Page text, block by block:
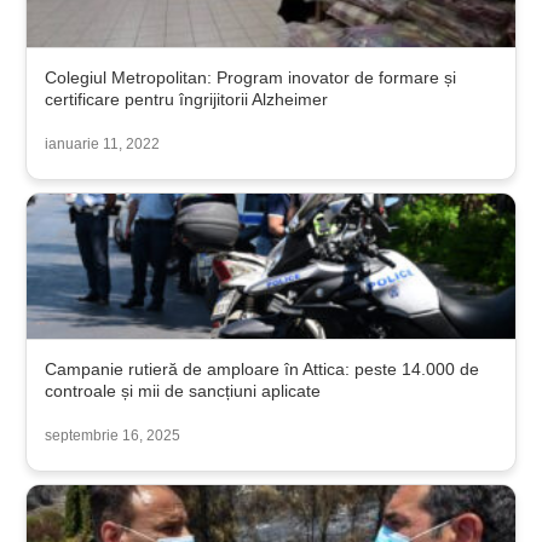
Colegiul Metropolitan: Program inovator de formare și
certificare pentru îngrijitorii Alzheimer
ianuarie 11, 2022
Campanie rutieră de amploare în Attica: peste 14.000 de
controale și mii de sancțiuni aplicate
septembrie 16, 2025